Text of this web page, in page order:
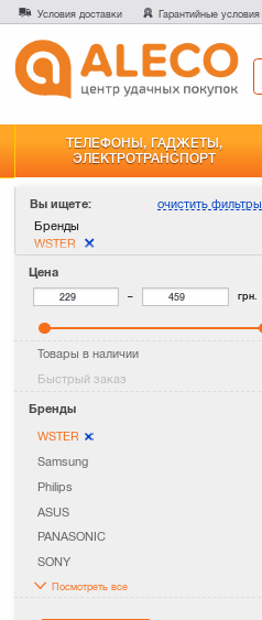
Условия доставки Гарантийные условия
ТЕЛЕФОНЫ, ГАДЖЕТЫ,
ЭЛЕКТРОТРАНСПОРТ
Вы ищете:
Бренды
WSTER
очистить фильтры
Цена
– грн.
Товары в наличии
Быстрый заказ
Бренды
WSTER
Samsung
Philips
ASUS
PANASONIC
SONY
Посмотреть все